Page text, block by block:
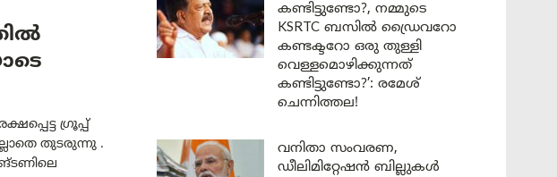
ഗ്രൂപ്പ്
തുടരുന്നു .
കണ്ടിട്ടുണ്ടോ?, നമ്മുടെ
KSRTC ബസിൽ ഡ്രൈവറോ
കണ്ടക്ടറോ ഒരു തുള്ളി
വെള്ളമൊഴിക്കുന്നത്
കണ്ടിട്ടുണ്ടോ?’: രമേശ്
ചെന്നിത്തല!
വനിതാ സംവരണ,
ഡീലിമിറ്റേഷൻ ബില്ലുകൾ